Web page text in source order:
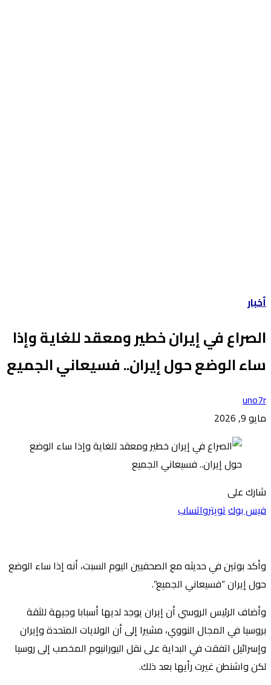
أخبار
الصراع في إيران خطير ومعقد للغاية وإذا
ساء الوضع حول إيران.. فسيعاني الجميع
uno7r
مايو 9, 2026
شارك على
فيس بوكتويترواتساب
وأكد بوتين في حديثه مع الصحفيين اليوم السبت، أنه إذا ساء الوضع
حول إيران “فسيعاني الجميع”.
وأضاف الرئيس الروسي أن إيران يوجد لديها أسبابا وجيهة للثقة
بروسيا في المجال النووي، مشيرا إلى أن الولايات المتحدة وإيران
وإسرائيل اتفقت في البداية على نقل اليورانيوم المخصب إلى روسيا
لكن واشنطن غيرت رأيها بعد ذلك.